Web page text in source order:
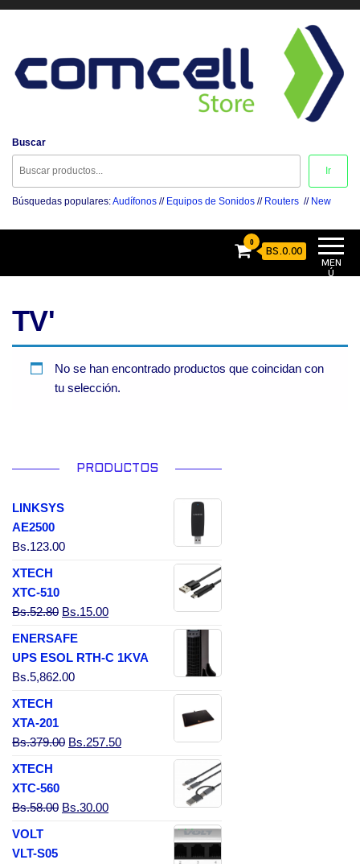
Comcell Store
Buscar
Ir
Búsquedas populares:Audífonos // Equipos de Sonidos // Routers // New
MEN
Ú
0
BS.0.00
TV'
No se han encontrado productos que coincidan con
tu selección.
PRODUCTOS
LINKSYS
AE2500
Bs.123.00
XTECH
XTC-510
Bs.52.80 El precio original era: Bs.52.80.
Bs.15.00El precio actual es: Bs.15.00.
ENERSAFE
UPS ESOL RTH-C 1KVA
Bs.5,862.00
XTECH
XTA-201
Bs.379.00 El precio original era: Bs.379.00.
Bs.257.50El precio actual es: Bs.257.50.
XTECH
XTC-560
Bs.58.00 El precio original era: Bs.58.00.
Bs.30.00El precio actual es: Bs.30.00.
VOLT
VLT-S05